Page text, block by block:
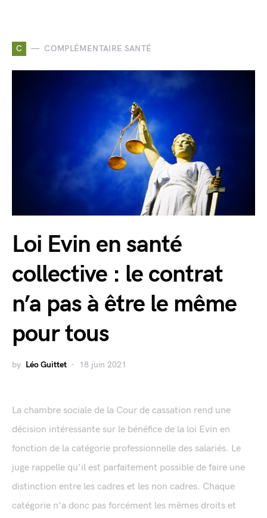
C COMPLÉMENTAIRE SANTÉ
Loi Evin en santé
collective : le contrat
n’a pas à être le même
pour tous
by Léo Guittet 18 juin 2021
La chambre sociale de la Cour de cassation rend une
décision intéressante sur le bénéfice de la loi Evin en
fonction de la catégorie professionnelle des salariés. Le
juge rappelle qu'il est parfaitement possible de faire une
distinction entre les cadres et les non cadres. Chaque
catégorie n'a donc pas forcément les mêmes droits et